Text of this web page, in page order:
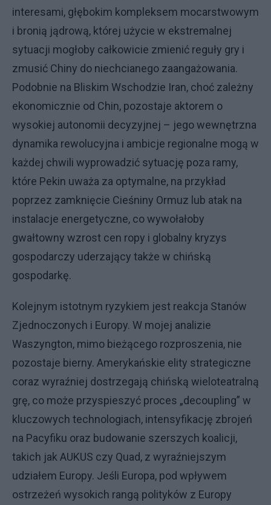
interesami, głębokim kompleksem mocarstwowym
i bronią jądrową, której użycie w ekstremalnej
sytuacji mogłoby całkowicie zmienić reguły gry i
zmusić Chiny do niechcianego zaangażowania.
Podobnie na Bliskim Wschodzie Iran, choć zależny
ekonomicznie od Chin, pozostaje aktorem o
wysokiej autonomii decyzyjnej – jego wewnętrzna
dynamika rewolucyjna i ambicje regionalne mogą w
każdej chwili wyprowadzić sytuację poza ramy,
które Pekin uważa za optymalne, na przykład
poprzez zamknięcie Cieśniny Ormuz lub atak na
instalacje energetyczne, co wywołałoby
gwałtowny wzrost cen ropy i globalny kryzys
gospodarczy uderzający także w chińską
gospodarkę.
Kolejnym istotnym ryzykiem jest reakcja Stanów
Zjednoczonych i Europy. W mojej analizie
Waszyngton, mimo bieżącego rozproszenia, nie
pozostaje bierny. Amerykańskie elity strategiczne
coraz wyraźniej dostrzegają chińską wieloteatralną
grę, co może przyspieszyć proces „decoupling” w
kluczowych technologiach, intensyfikację zbrojeń
na Pacyfiku oraz budowanie szerszych koalicji,
takich jak AUKUS czy Quad, z wyraźniejszym
udziałem Europy. Jeśli Europa, pod wpływem
ostrzeżeń wysokich rangą polityków z Europy